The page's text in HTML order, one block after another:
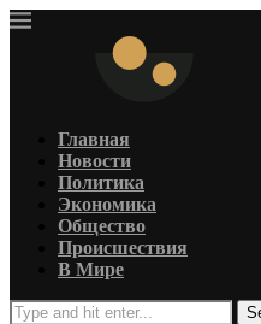
Главная
Новости
Политика
Экономика
Общество
Происшествия
В Мире